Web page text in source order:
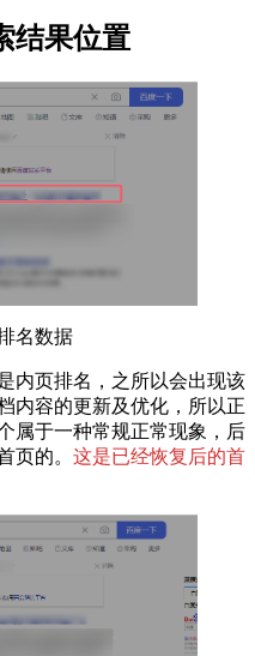
结果位置
名数据
内页排名，之所以会出现该
内容的更新及优化，所以正
属于一种常规正常现象，后
页的。 这是已经恢复后的首